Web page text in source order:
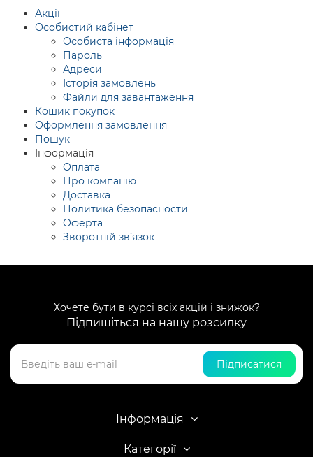
Акції
Особистий кабінет
Особиста інформація
Пароль
Адреси
Історія замовлень
Файли для завантаження
Кошик покупок
Оформлення замовлення
Пошук
Інформація
Оплата
Про компанію
Доставка
Политика безопасности
Оферта
Зворотній зв’язок
Хочете бути в курсі всіх акцій і знижок?
Підпишіться на нашу розсилку
Підписатися
Інформація
Категорії